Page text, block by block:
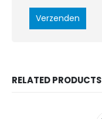
RELATED PRODUCTS